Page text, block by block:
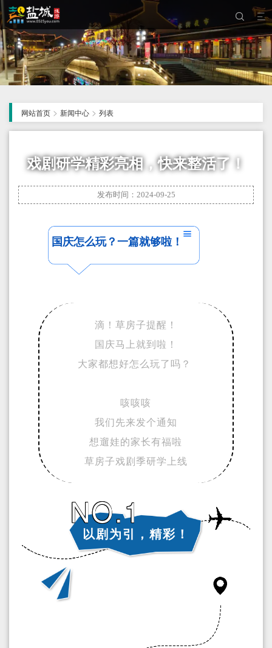


网站首页 > 新闻中心 > 列表
戏剧研学精彩亮相，快来整活了！
发布时间：2024-09-25
国庆怎么玩？一篇就够啦！
滴！草房子提醒！
国庆马上就到啦！
大家都想好怎么玩了吗？
咳咳咳
我们先来发个通知
想遛娃的家长有福啦
草房子戏剧季研学上线
NO.1
以剧为引，精彩！